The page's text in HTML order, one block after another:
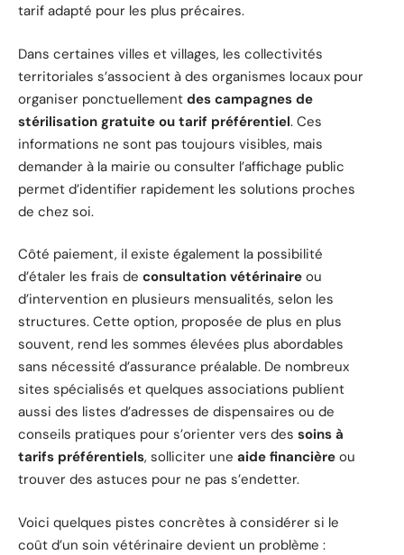
tarif adapté pour les plus précaires.
Dans certaines villes et villages, les collectivités
territoriales s’associent à des organismes locaux pour
organiser ponctuellement des campagnes de
stérilisation gratuite ou tarif préférentiel. Ces
informations ne sont pas toujours visibles, mais
demander à la mairie ou consulter l’affichage public
permet d’identifier rapidement les solutions proches
de chez soi.
Côté paiement, il existe également la possibilité
d’étaler les frais de consultation vétérinaire ou
d’intervention en plusieurs mensualités, selon les
structures. Cette option, proposée de plus en plus
souvent, rend les sommes élevées plus abordables
sans nécessité d’assurance préalable. De nombreux
sites spécialisés et quelques associations publient
aussi des listes d’adresses de dispensaires ou de
conseils pratiques pour s’orienter vers des soins à
tarifs préférentiels, solliciter une aide financière ou
trouver des astuces pour ne pas s’endetter.
Voici quelques pistes concrètes à considérer si le
coût d’un soin vétérinaire devient un problème :